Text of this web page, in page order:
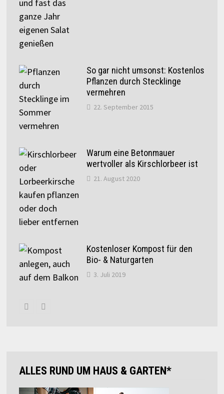
So gar nicht umsonst: Kostenlos
Pflanzen durch Stecklinge
vermehren
22. September 2015
Warum eine Betonmauer
wertvoller als Kirschlorbeer ist
21. August 2020
Kostenloser Kompost für den
Bio- & Naturgarten
3. Juli 2019
ALLES RUND UM HAUS & GARTEN*